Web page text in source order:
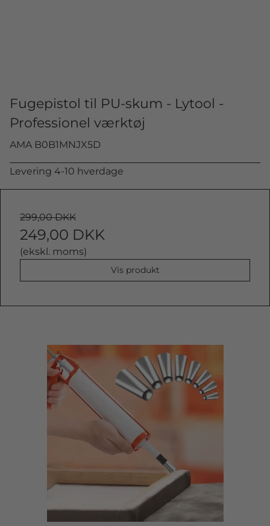
Fugepistol til PU-skum - Lytool -
Professionel værktøj
AMA B0B1MNJX5D
Levering 4-10 hverdage
299,00 DKK
249,00 DKK
(ekskl. moms)
Vis produkt